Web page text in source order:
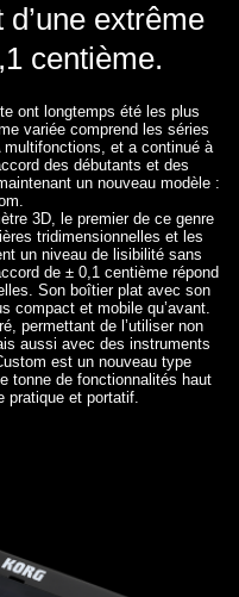
extrême
centième.
ont longtemps été les plus
variée comprend les séries
et a continué à
des débutants et des
un nouveau modèle :
3D, le premier de ce genre
tridimensionnelles et les
un niveau de lisibilité sans
de ± 0,1 centième répond
Son boîtier plat avec son
compact et mobile qu’avant.
permettant de l’utiliser non
aussi avec des instruments
est un nouveau type
tonne de fonctionnalités haut
pratique et portatif.